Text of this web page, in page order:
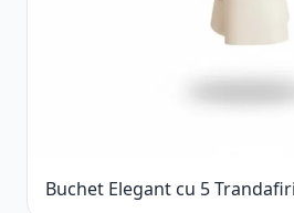
Buchet Elegant cu 5